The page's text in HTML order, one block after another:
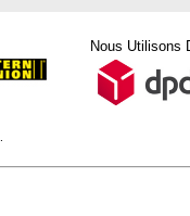
Nous Utilisons